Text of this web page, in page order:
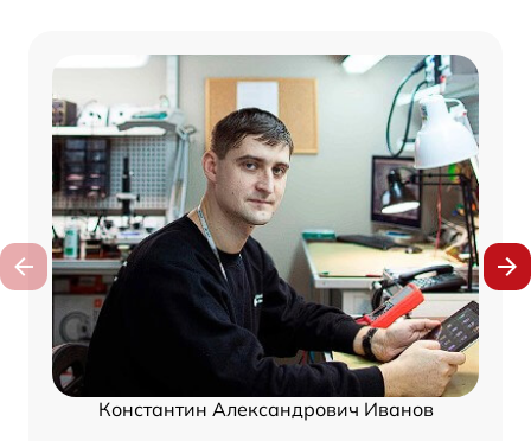
Константин Александрович Иванов